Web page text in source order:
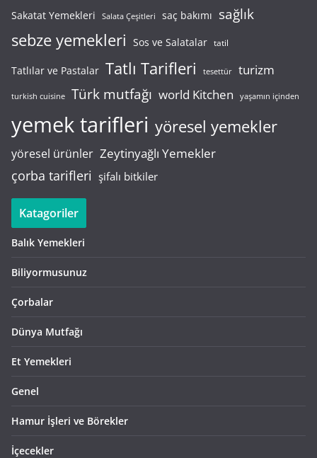
Sakatat Yemekleri Salata Çeşitleri saç bakımı sağlık
sebze yemekleri Sos ve Salatalar tatil
Tatlılar ve Pastalar Tatlı Tarifleri tesettür turizm
turkish cuisine Türk mutfağı world Kitchen yaşamın içinden
yemek tarifleri yöresel yemekler
yöresel ürünler Zeytinyağlı Yemekler
çorba tarifleri şifalı bitkiler
Katagoriler
Balık Yemekleri
Biliyormusunuz
Çorbalar
Dünya Mutfağı
Et Yemekleri
Genel
Hamur İşleri ve Börekler
İçecekler